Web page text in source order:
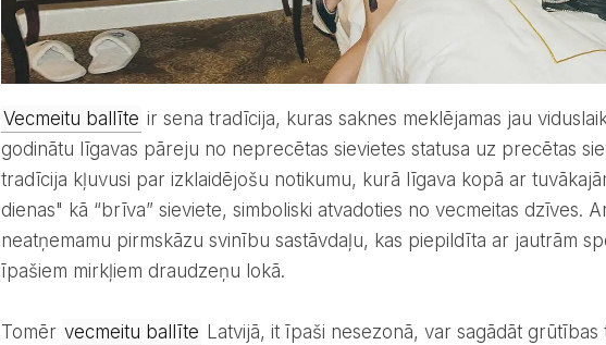
Vecmeitu ballīte ir sena tradīcija, kuras saknes meklējamas jau
godinātu līgavas pāreju no neprecētas sievietes statusa uz precētas
tradīcija kļuvusi par izklaidējošu notikumu, kurā līgava kopā ar
dienas" kā “brīva” sieviete, simboliski atvadoties no vecmeitas dzīves.
neatņemamu pirmskāzu svinību sastāvdaļu, kas piepildīta ar jautrām
īpašiem mirkļiem draudzeņu lokā.
Tomēr vecmeitu ballīte Latvijā, it īpaši nesezonā, var sagādāt